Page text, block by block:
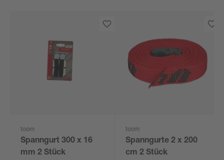
toom
Spanngurt 300 x 16
mm 2 Stück
toom
Spanngurte 2 x 200
cm 2 Stück